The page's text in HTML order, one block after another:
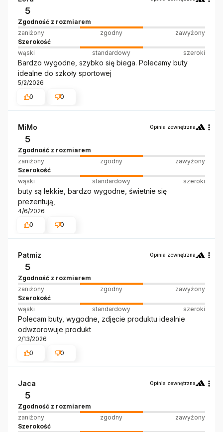
5
Zgodność z rozmiarem
zaniżony
zgodny
zawyżony
Szerokość
wąski
standardowy szeroki
Bardzo wygodne, szybko się biega. Polecamy buty
idealne do szkoły sportowej
5/2/2026
0
0
MiMo Opinia zewnętrzna
5
Zgodność z rozmiarem
zaniżony
zgodny
zawyżony
Szerokość
wąski
standardowy szeroki
buty są lekkie, bardzo wygodne, świetnie się
prezentują,
4/6/2026
0
0
Patmiz Opinia zewnętrzna
5
Zgodność z rozmiarem
zaniżony
zgodny
zawyżony
Szerokość
wąski
standardowy szeroki
Polecam buty, wygodne, zdjęcie produktu idealnie
odwzorowuje produkt
2/13/2026
0
0
Jaca Opinia zewnętrzna
5
Zgodność z rozmiarem
zaniżony
zgodny
zawyżony
Szerokość